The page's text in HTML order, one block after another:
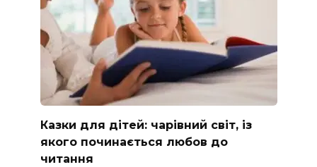
Казки для дітей: чарівний світ, із
якого починається любов до
читання